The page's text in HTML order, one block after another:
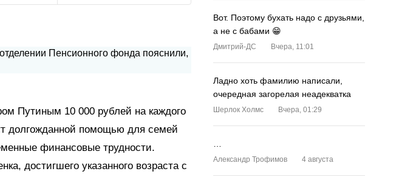
Путиным 10 000 рублей на каждого
долгожданной помощью для семей
финансовые трудности.
достигшего указанного возраста с
Вот. Поэтому бухать надо с друзьями,
а не с бабами 😁
Дмитрий-ДС Вчера, 11:01
Ладно хоть фамилию написали,
очередная загорелая неадекватка
Шерлок Холмс Вчера, 01:29
Александр Трофимов 4 августа